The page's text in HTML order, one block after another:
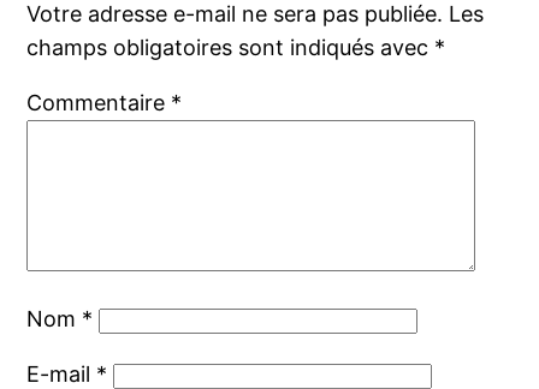
Votre adresse e-mail ne sera pas publiée. Les
champs obligatoires sont indiqués avec *
Commentaire *
Nom *
E-mail *